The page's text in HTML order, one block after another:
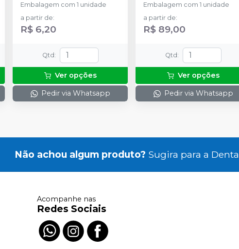
Embalagem com 1 unidade
a partir de:
R$ 6,20
Qtd :
Ver opções
Pedir via Whatsapp
Embalagem com 1 unidade
a partir de:
R$ 89,00
Qtd :
Ver opções
Pedir via Whatsapp
Não achou algum produto? Sugira para a
Acompanhe nas
Redes Sociais